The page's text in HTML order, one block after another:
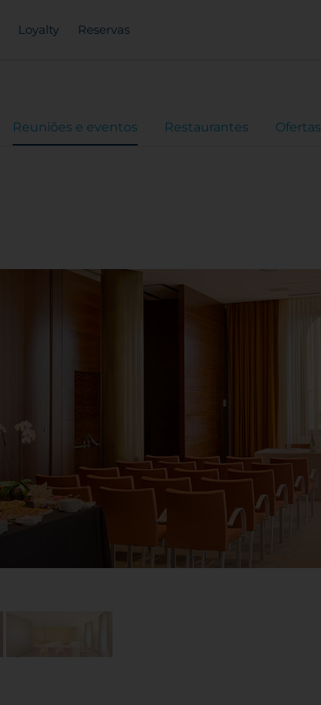
Loyalty Reservas
Reuniões e eventos Restaurantes Ofertas